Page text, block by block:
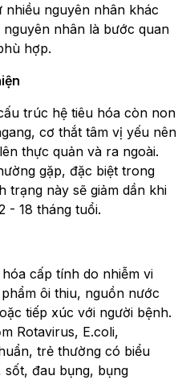
nguyên nhân khác
nhân là bước quan
hợp.
trúc hệ tiêu hóa còn non
cơ thắt tâm vị yếu nên
thực quản và ra ngoài.
gặp, đặc biệt trong
trạng này sẽ giảm dần khi
- 18 tháng tuổi.
cấp tính do nhiễm vi
ôi thiu, nguồn nước
tiếp xúc với người bệnh.
Rotavirus, E.coli,
trẻ thường có biểu
sốt, đau bụng, bụng